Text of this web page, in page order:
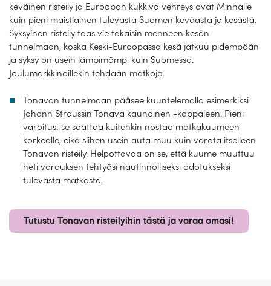
keväinen risteily ja Euroopan kukkiva vehreys ovat Minnalle
kuin pieni maistiainen tulevasta Suomen keväästä ja kesästä.
Syksyinen risteily taas vie takaisin menneen kesän
tunnelmaan, koska Keski-Euroopassa kesä jatkuu pidempään
ja syksy on usein lämpimämpi kuin Suomessa.
Joulumarkkinoillekin tehdään matkoja.
Tonavan tunnelmaan pääsee kuuntelemalla esimerkiksi
Johann Straussin Tonava kaunoinen -kappaleen. Pieni
varoitus: se saattaa kuitenkin nostaa matkakuumeen
korkealle, eikä siihen usein auta muu kuin varata itselleen
Tonavan risteily. Helpottavaa on se, että kuume muuttuu
heti varauksen tehtyäsi nautinnolliseksi odotukseksi
tulevasta matkasta.
Tutustu Tonavan risteilyihin tästä ja varaa omasi!